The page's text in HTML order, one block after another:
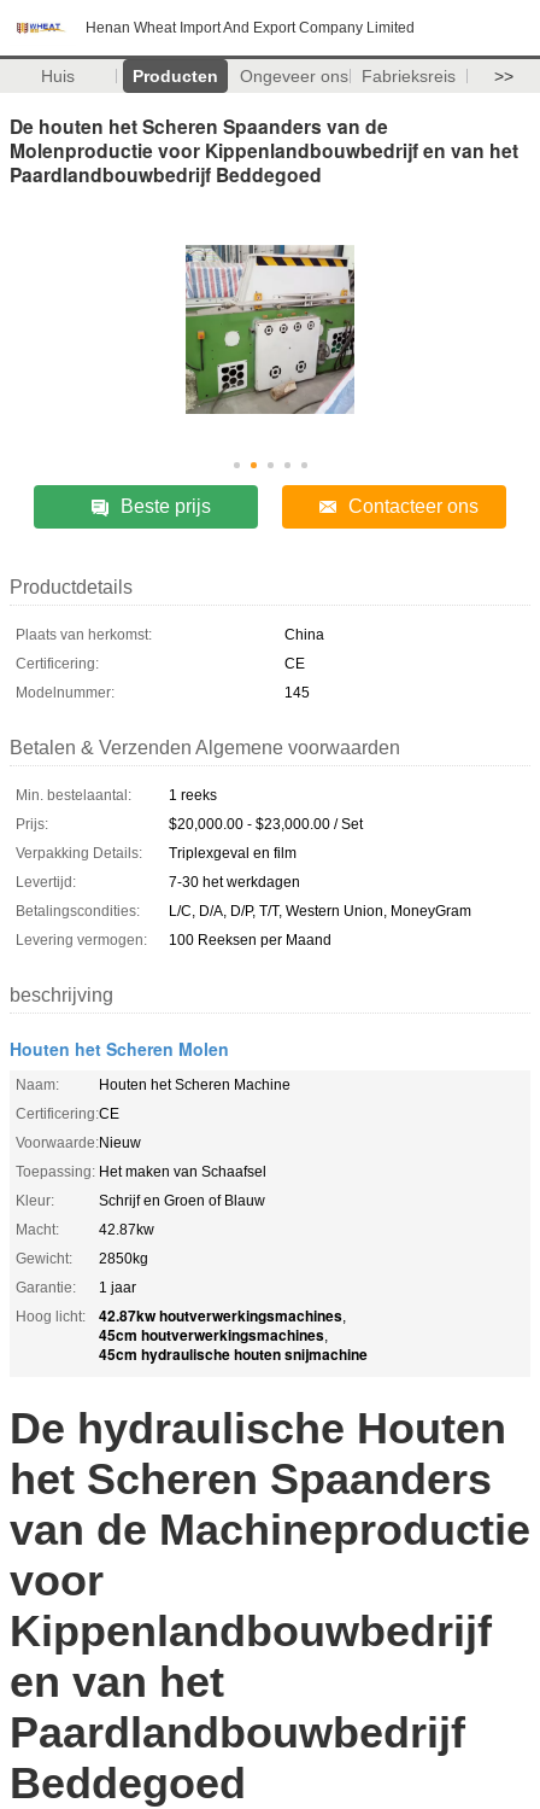
Henan Wheat Import And Export Company Limited
Huis Producten Ongeveer ons Fabrieksreis >>
De houten het Scheren Spaanders van de
Molenproductie voor Kippenlandbouwbedrijf en van het
Paardlandbouwbedrijf Beddegoed
Beste prijs Contacteer ons
Productdetails
Plaats van herkomst:
China
Certificering:
CE
Modelnummer:
145
Betalen & Verzenden Algemene voorwaarden
Min. bestelaantal:
1 reeks
Prijs:
$20,000.00 - $23,000.00 / Set
Verpakking Details:
Triplexgeval en film
Levertijd:
7-30 het werkdagen
Betalingscondities:
L/C, D/A, D/P, T/T, Western Union, MoneyGram
Levering vermogen:
100 Reeksen per Maand
beschrijving
Houten het Scheren Molen
Naam:
Houten het Scheren Machine
Certificering:CE
Voorwaarde:Nieuw
Toepassing: Het maken van Schaafsel
Kleur:
Schrijf en Groen of Blauw
Macht:
42.87kw
Gewicht:
2850kg
Garantie:
1 jaar
Hoog licht:
42.87kw houtverwerkingsmachines,
45cm houtverwerkingsmachines,
45cm hydraulische houten snijmachine
De hydraulische Houten
het Scheren Spaanders
van de Machineproductie
voor
Kippenlandbouwbedrijf
en van het
Paardlandbouwbedrijf
Beddegoed